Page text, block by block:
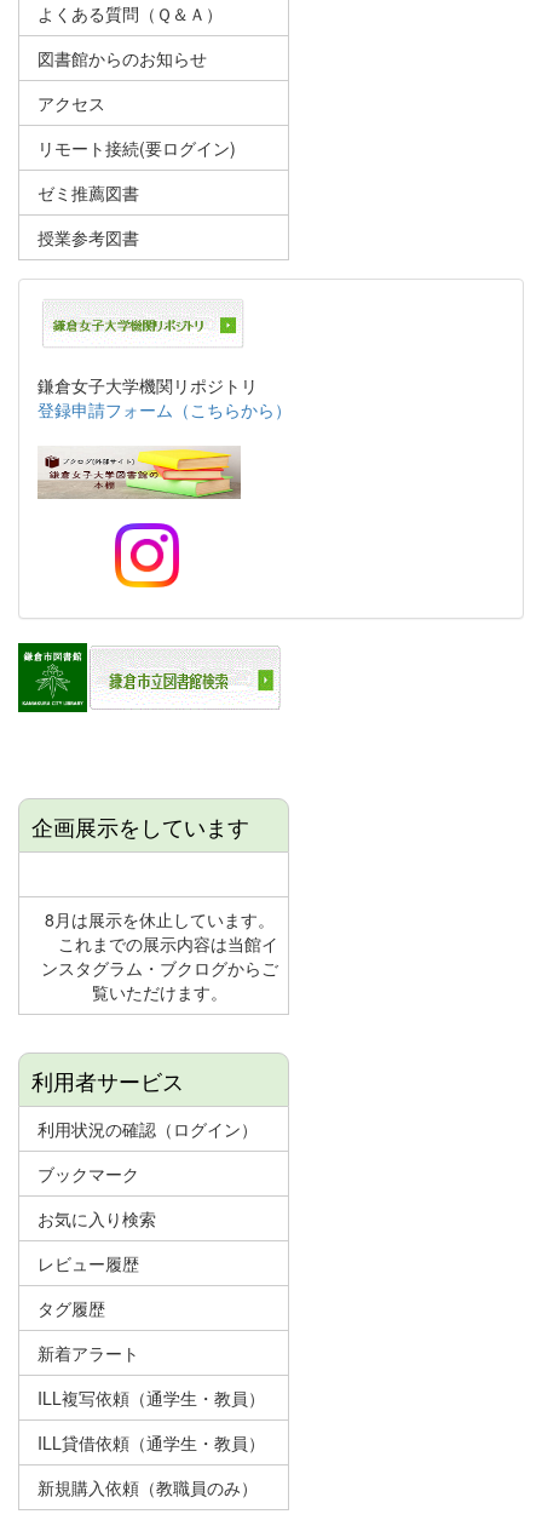
よくある質問（Ｑ＆Ａ）
図書館からのお知らせ
アクセス
リモート接続(要ログイン)
ゼミ推薦図書
授業参考図書
鎌倉女子大学機関リポジトリ
登録申請フォーム（こちらから）
企画展示をしています
8月は展示を休止しています。
これまでの展示内容は当館イ
ンスタグラム・ブクログからご
覧いただけます。
利用者サービス
利用状況の確認（ログイン）
ブックマーク
お気に入り検索
レビュー履歴
タグ履歴
新着アラート
ILL複写依頼（通学生・教員）
ILL貸借依頼（通学生・教員）
新規購入依頼（教職員のみ）